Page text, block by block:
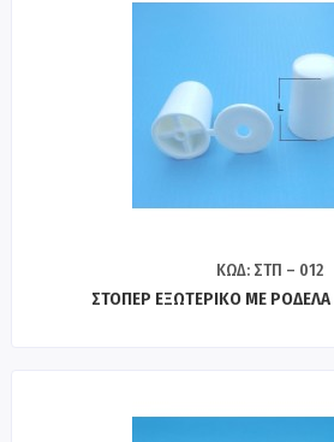
ΚΩΔ: ΣΤΠ – 012
ΣΤΟΠΕΡ ΕΞΩΤΕΡΙΚΟ ΜΕ